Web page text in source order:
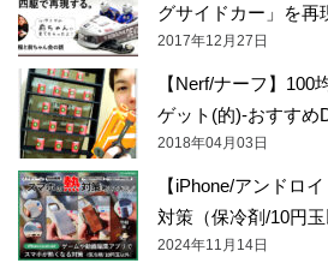
グサイドカー」を再
2017年12月27日
【Nerf/ナーフ】100
ゲット(的)-おすすめ
2018年04月03日
【iPhone/アンドロ
対策（保冷剤/10円玉
2024年11月14日